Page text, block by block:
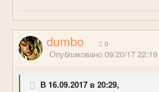
dumbo 0
Опубликовано 09/20/17 22:19
В 16.09.2017 в 20:29,